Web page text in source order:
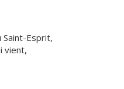
Saint-Esprit,
vient,